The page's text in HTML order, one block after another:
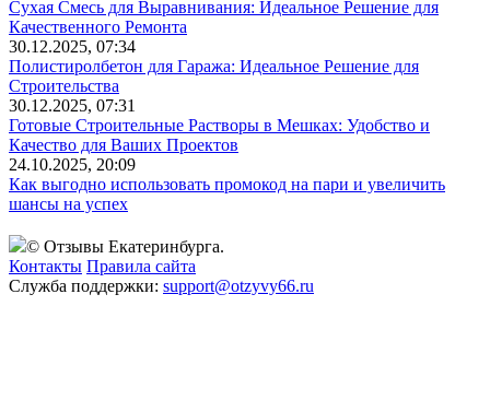
Сухая Смесь для Выравнивания: Идеальное Решение для
Качественного Ремонта
30.12.2025, 07:34
Полистиролбетон для Гаража: Идеальное Решение для
Строительства
30.12.2025, 07:31
Готовые Строительные Растворы в Мешках: Удобство и
Качество для Ваших Проектов
24.10.2025, 20:09
Как выгодно использовать промокод на пари и увеличить
шансы на успех
© Отзывы Екатеринбурга.
Контакты Правила сайта
Служба поддержки: support@otzyvy66.ru